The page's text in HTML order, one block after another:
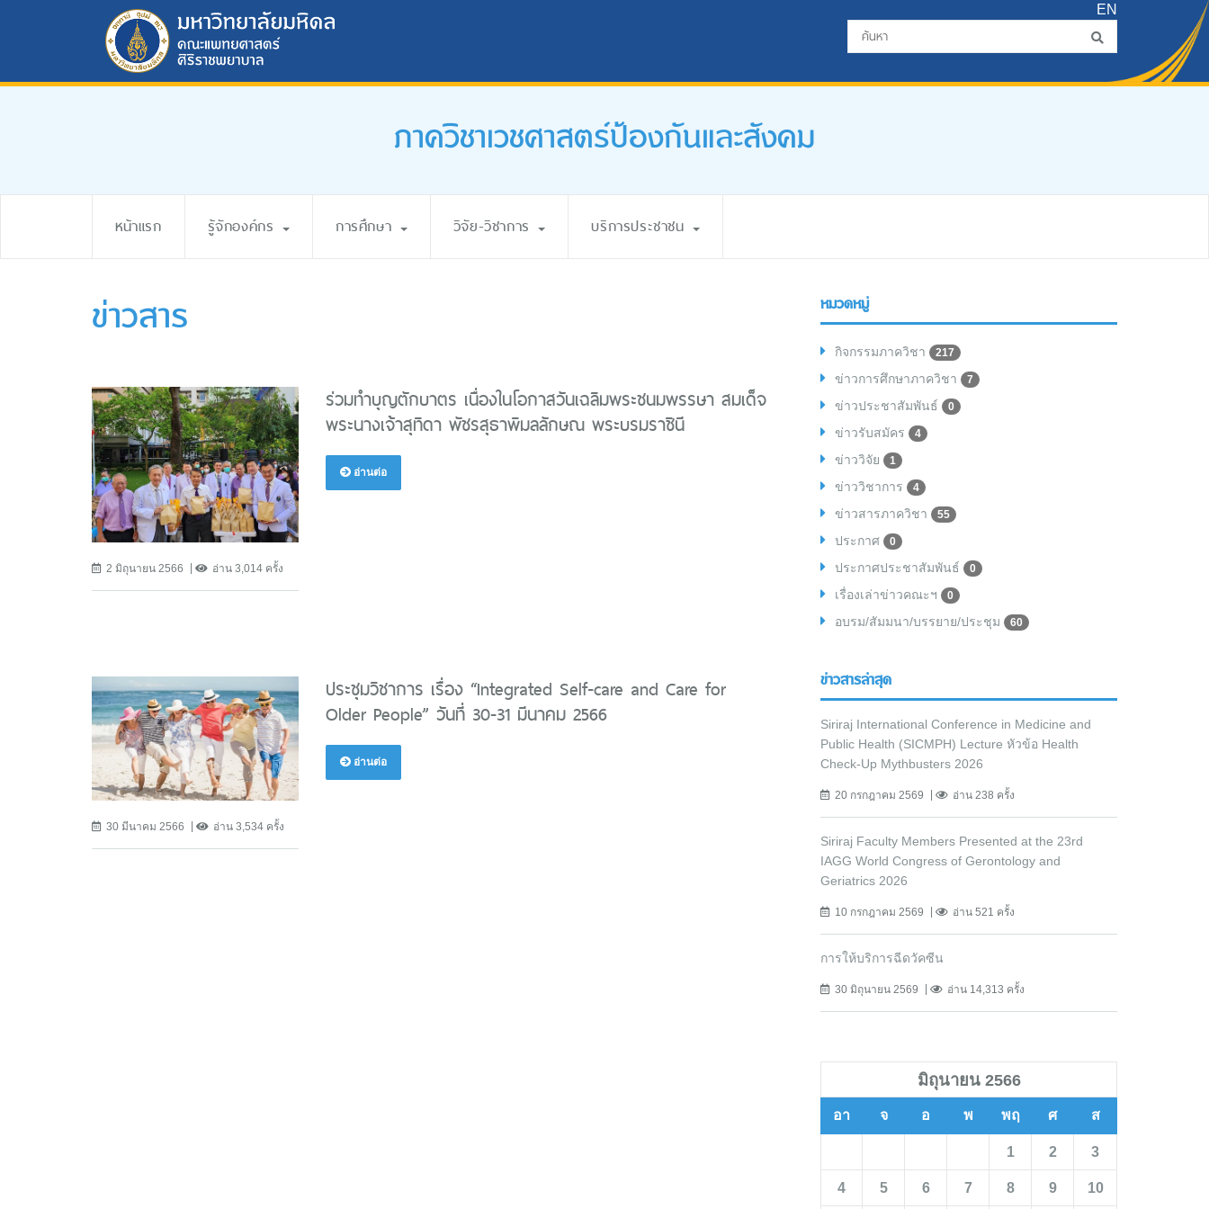
EN
ภาควิชาเวชศาสตร์ป้องกันและสังคม
หน้าแรก รู้จักองค์กร การศึกษา วิจัย-วิชาการ บริการประชาชน
ข่าวสาร
2 มิถุนายน 2566 อ่าน 3,014 ครั้ง
ร่วมทำบุญตักบาตร เนื่องในโอกาสวันเฉลิมพระชนมพรรษา สมเด็จ
พระนางเจ้าสุทิดา พัชรสุธาพิมลลักษณ พระบรมราชินี
อ่านต่อ
30 มีนาคม 2566 อ่าน 3,534 ครั้ง
ประชุมวิชาการ เรื่อง “Integrated Self-care and Care for
Older People” วันที่ 30-31 มีนาคม 2566
อ่านต่อ
หมวดหมู่
กิจกรรมภาควิชา 217
ข่าวการศึกษาภาควิชา 7
ข่าวประชาสัมพันธ์ 0
ข่าวรับสมัคร 4
ข่าววิจัย 1
ข่าววิชาการ 4
ข่าวสารภาควิชา 55
ประกาศ 0
ประกาศประชาสัมพันธ์ 0
เรื่องเล่าข่าวคณะฯ 0
อบรม/สัมมนา/บรรยาย/ประชุม 60
ข่าวสารล่าสุด
Siriraj International Conference in Medicine and
Public Health (SICMPH) Lecture หัวข้อ Health
Check-Up Mythbusters 2026
20 กรกฎาคม 2569 อ่าน 238 ครั้ง
Siriraj Faculty Members Presented at the 23rd
IAGG World Congress of Gerontology and
Geriatrics 2026
10 กรกฎาคม 2569 อ่าน 521 ครั้ง
การให้บริการฉีดวัคซีน
30 มิถุนายน 2569 อ่าน 14,313 ครั้ง
มิถุนายน 2566
อา จ อ พ พฤ ศ ส
1 2 3
4 5 6 7 8 9 10